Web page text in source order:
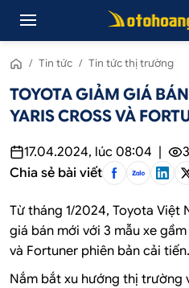
/ Tin tức / Tin tức thị trường
TOYOTA GIẢM GIÁ
YARIS CROSS VÀ
17.04.2024, lúc 08:04
Chia sẻ bài viết
Từ tháng 1/2024, Toyota Việt
giá bán mới với 3 mẫu xe
và Fortuner phiên bản cải tiến.
Nắm bắt xu hướng thị trường